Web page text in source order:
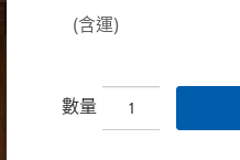
(含運)
數量